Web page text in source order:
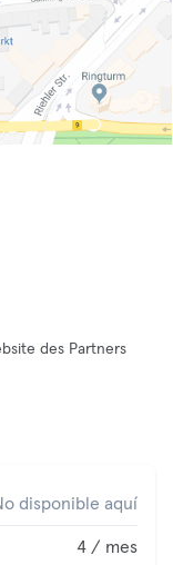
des Partners
disponible aquí
4 / mes